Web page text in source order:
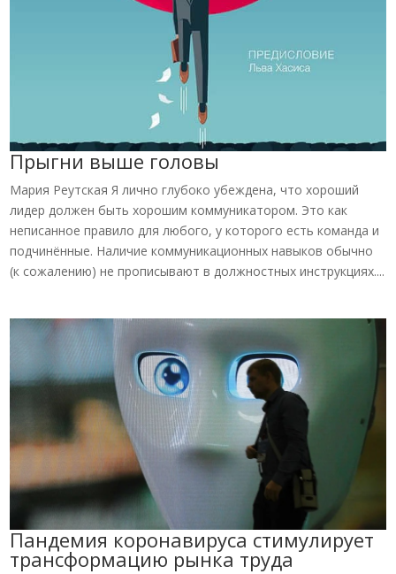
Прыгни выше головы
Мария Реутская Я лично глубоко убеждена, что хороший
лидер должен быть хорошим коммуникатором. Это как
неписанное правило для любого, у которого есть команда и
подчинённые. Наличие коммуникационных навыков обычно
(к сожалению) не прописывают в должностных инструкциях....
Пандемия коронавируса стимулирует
трансформацию рынка труда